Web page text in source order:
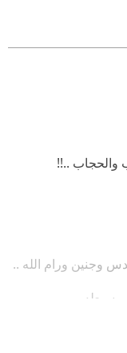
وجنين ورام الله ..
..